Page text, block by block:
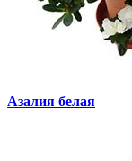
Азалия белая